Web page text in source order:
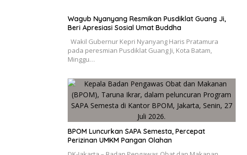
Wagub Nyanyang Resmikan Pusdiklat Guang Ji,
Beri Apresiasi Sosial Umat Buddha
Wakil Gubernur Kepri Nyanyang Haris Pratamura
pada peresmian Pusdiklat Guang Ji, Kota Batam,
Minggu…
BPOM Luncurkan SAPA Semesta, Percepat
Perizinan UMKM Pangan Olahan